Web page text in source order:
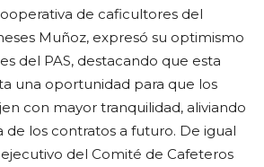
de caficultores del
Muñoz, expresó su optimismo
del PAS, destacando que esta
una oportunidad para que los
con mayor tranquilidad, aliviando
de los contratos a futuro. De igual
del Comité de Cafeteros